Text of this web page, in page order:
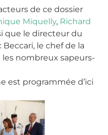
de ce dossier
Miquelly, Richard
que le directeur du
Beccari, le chef de la
les nombreux sapeurs-
est programmée d’ici